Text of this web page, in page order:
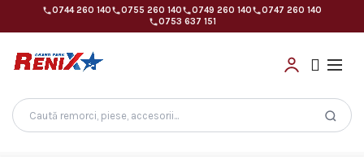
0744 260 140 0755 260 140 0749 260 140
0747 260 140
0753 637 151
Search